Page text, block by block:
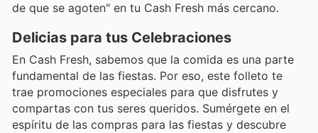
de que se agoten" en tu Cash Fresh más cercano.
Delicias para tus Celebraciones
En Cash Fresh, sabemos que la comida es una parte
fundamental de las fiestas. Por eso, este folleto te
trae promociones especiales para que disfrutes y
compartas con tus seres queridos. Sumérgete en el
espíritu de las compras para las fiestas y descubre